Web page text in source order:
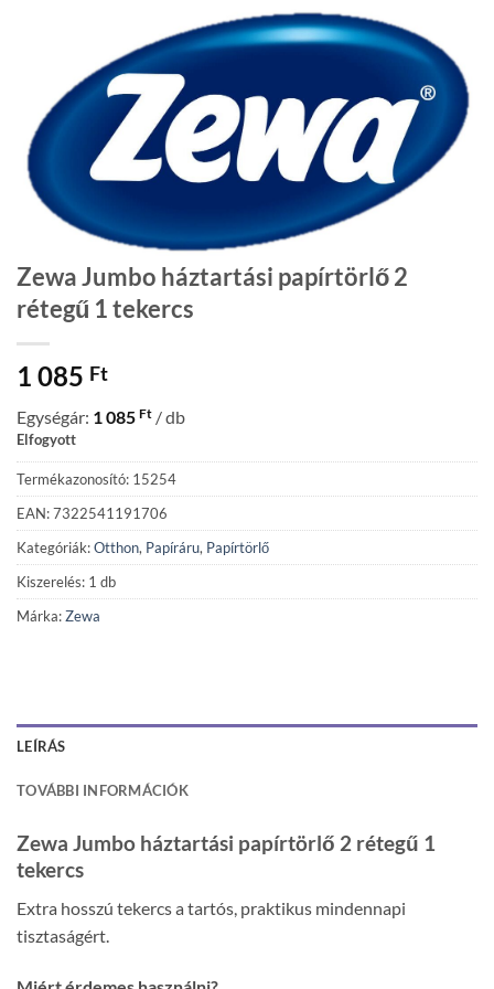
Zewa Jumbo háztartási papírtörlő 2
rétegű 1 tekercs
1 085 Ft
Egységár: 1 085 Ft / db
Elfogyott
Termékazonosító: 15254
EAN: 7322541191706
Kategóriák:Otthon, Papíráru, Papírtörlő
Kiszerelés: 1 db
Márka:Zewa
LEÍRÁS
TOVÁBBI INFORMÁCIÓK
Zewa Jumbo háztartási papírtörlő 2 rétegű 1
tekercs
Extra hosszú tekercs a tartós, praktikus mindennapi
tisztaságért.